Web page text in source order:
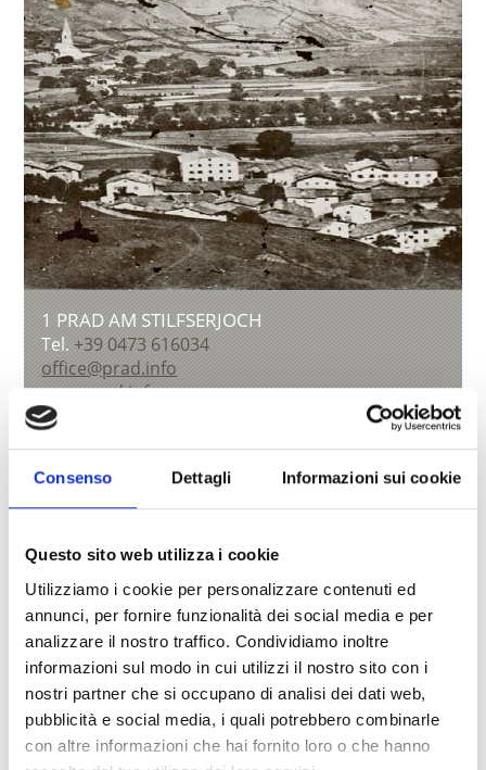
Consenso Dettagli Informazioni sui cookie
Questo sito web utilizza i cookie
Utilizziamo i cookie per personalizzare contenuti ed
annunci, per fornire funzionalità dei social media e per
analizzare il nostro traffico. Condividiamo inoltre
informazioni sul modo in cui utilizzi il nostro sito con i
nostri partner che si occupano di analisi dei dati web,
pubblicità e social media, i quali potrebbero combinarle
con altre informazioni che hai fornito loro o che hanno
1 PRAD AM STILFSERJOCH
Tel.+39 0473 616034
office@prad.info
www.prad.info